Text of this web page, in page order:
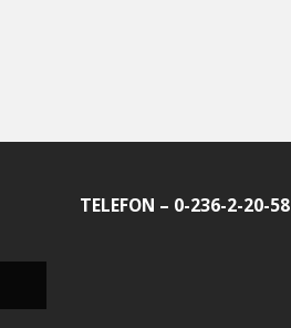
TELEFON – 0-236-2-20-58